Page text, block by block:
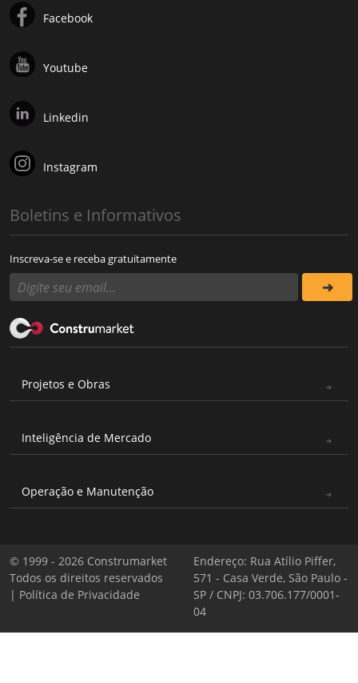
Facebook
Youtube
Linkedin
Instagram
Boletins e Informativos
Inscreva-se e receba gratuitamente
Projetos e Obras
Inteligência de Mercado
Operação e Manutenção
© 1999 - 2026 Construmarket
Todos os direitos reservados
| Política de Privacidade
Endereço: Rua Atílio Piffer,
571 - Casa Verde, São Paulo -
SP / CNPJ: 03.706.177/0001-
04